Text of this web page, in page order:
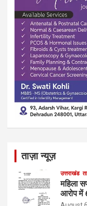
ताज़ा न्यूज़
उत्तराखंड
महिला
आरोप